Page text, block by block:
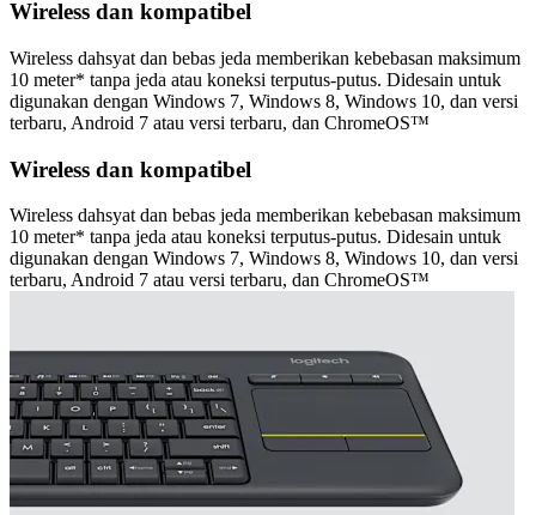
Wireless dan kompatibel
Wireless dahsyat dan bebas jeda memberikan kebebasan maksimum
10 meter* tanpa jeda atau koneksi terputus-putus. Didesain untuk
digunakan dengan Windows 7, Windows 8, Windows 10, dan versi
terbaru, Android 7 atau versi terbaru, dan ChromeOS™
Wireless dan kompatibel
Wireless dahsyat dan bebas jeda memberikan kebebasan maksimum
10 meter* tanpa jeda atau koneksi terputus-putus. Didesain untuk
digunakan dengan Windows 7, Windows 8, Windows 10, dan versi
terbaru, Android 7 atau versi terbaru, dan ChromeOS™